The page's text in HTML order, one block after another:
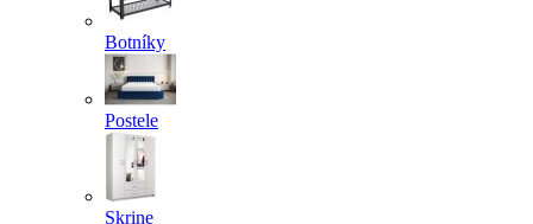
Botníky
Postele
Skrine